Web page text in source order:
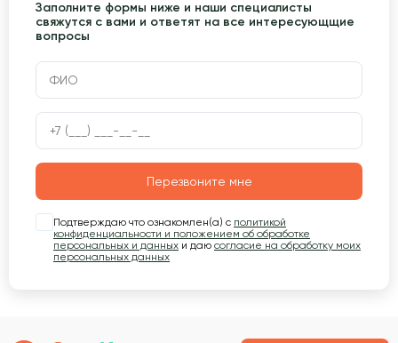
Заполните формы ниже и наши специалисты
свяжутся с вами и ответят на все интересующщие
вопросы
Перезвоните мне
Подтверждаю что ознакомлен(а) с политикой
конфиденциальности и положением об обработке
персональных и данных и даю согласие на обработку моих
персональных данных